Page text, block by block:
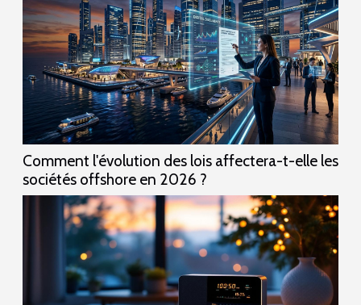
Comment l'évolution des lois affectera-t-elle les
sociétés offshore en 2026 ?